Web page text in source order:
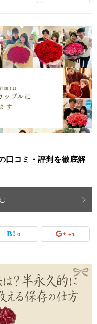
口コミ・評判を徹底解
0 +1